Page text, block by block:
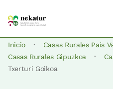
Inicio · Casas Rurales País
Casas Rurales Gipuzkoa ·
Txerturi Goikoa